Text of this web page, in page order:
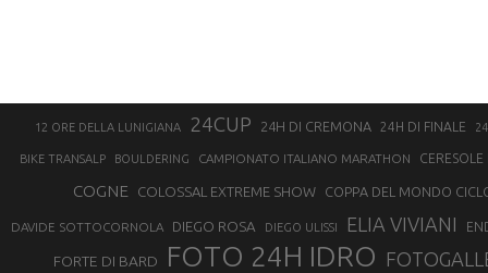
12 ORE DELLA LUNIGIANA 24CUP 24H DI CREMONA 24H DI FINALE
BIKE TRANSALP BOULDERING CAMPIONATO ITALIANO MARATHON CERESOLE
COGNE COLOSSAL EXTREME SHOW COPPA DEL MONDO
DAVIDE SOTTOCORNOLA DIEGO ROSA DIEGO ULISSI ELIA VIVIANI
FORTE DI BARD FOTO 24H IDRO